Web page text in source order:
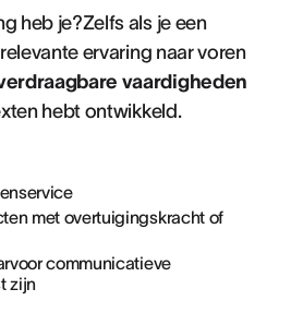
heb je?Zelfs als je een
ervaring naar voren
vaardigheden
hebt ontwikkeld.
met overtuigingskracht of
communicatieve
zijn